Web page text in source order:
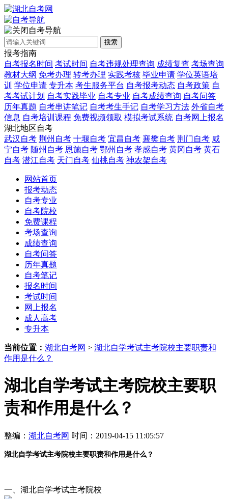
自考导航
搜索
报考指南
自考报名时间 考试时间 自考违规处理查询 成绩复查 考场查询
教材大纲 免考办理 转考办理 实践考核 毕业申请 学位英语培
训 学位申请 专升本 考生服务平台 自考报考动态 自考政策 自
考考试计划 自考实践毕业 自考专业 自考成绩查询 自考问答
历年真题 自考串讲笔记 自考考生手记 自考学习方法 外省自考
信息 自考培训课程 免费视频领取 模拟考试系统 自考网上报名
湖北地区自考
武汉自考 荆州自考 十堰自考 宜昌自考 襄樊自考 荆门自考 咸
宁自考 随州自考 恩施自考 鄂州自考 孝感自考 黄冈自考 黄石
自考 潜江自考 天门自考 仙桃自考 神农架自考
网站首页
报考动态
自考专业
自考院校
免费课程
考场查询
成绩查询
自考问答
历年真题
自考笔记
报名时间
考试时间
网上报名
成人高考
专升本
当前位置： 湖北自考网 > 湖北自学考试主考院校主要职责和
作用是什么？
湖北自学考试主考院校主要职
责和作用是什么？
整编： 湖北自考网 时间：2019-04-15 11:05:57
湖北自学考试主考院校主要职责和作用是什么？
一、湖北自学考试主考院校